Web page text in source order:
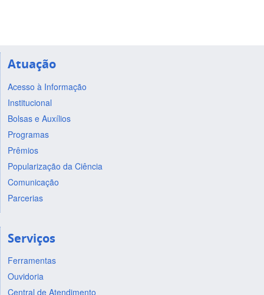
Atuação
Acesso à Informação
Institucional
Bolsas e Auxílios
Programas
Prêmios
Popularização da Ciência
Comunicação
Parcerias
Serviços
Ferramentas
Ouvidoria
Central de Atendimento